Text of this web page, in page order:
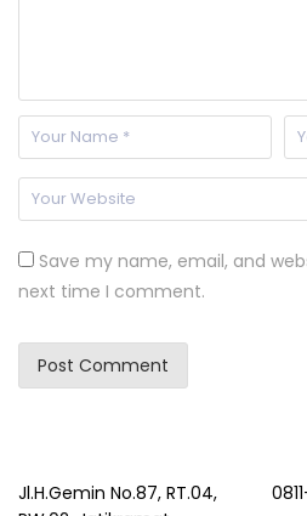
Save my name, email, and
next time I comment.
Jl.H.Gemin No.87, RT.04,